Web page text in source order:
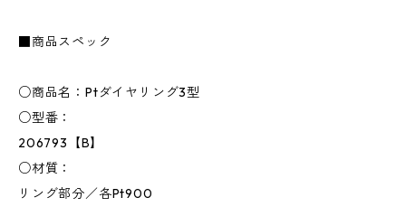
■商品スペック
○商品名：Ptダイヤリング3型
○型番：
206793【B】
○材質：
リング部分／各Pt900